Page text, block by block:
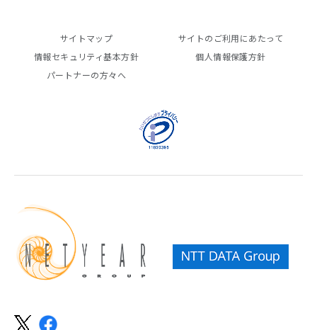
サイトのご利用にあたって
個人情報保護方針
情報セキュリティ基本方針
パートナーの方々へ
サイトマップ